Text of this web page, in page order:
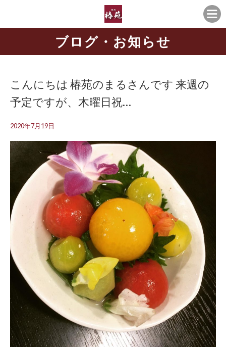
ブログ・お知らせ
こんにちは️ 椿苑のまるさんです 来週の
予定ですが、木曜日祝…
2020年7月19日